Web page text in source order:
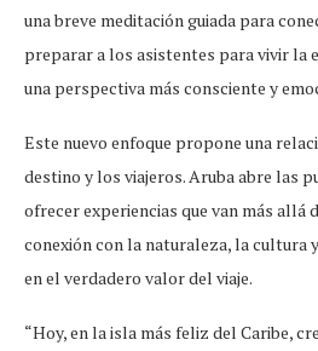
una breve meditación guiada para
preparar a los asistentes para vivir la
una perspectiva más consciente y
Este nuevo enfoque propone una
destino y los viajeros. Aruba abre las
ofrecer experiencias que van más allá
conexión con la naturaleza, la cultura
en el verdadero valor del viaje.
“Hoy, en la isla más feliz del Caribe,